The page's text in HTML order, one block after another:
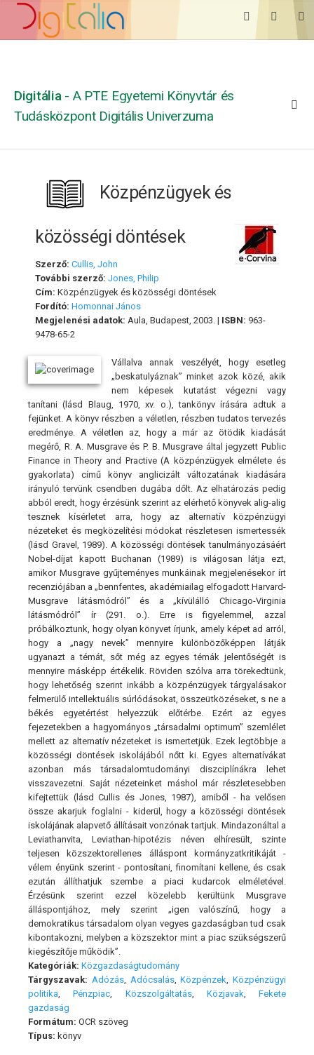
Digitália - A PTE Egyetemi Könyvtár és
Tudásközpont Digitális Univerzuma
Közpénzügyek és
közösségi döntések
Szerző: Cullis, John
További szerző: Jones, Philip
Cím: Közpénzügyek és közösségi döntések
Fordító: Homonnai János
Megjelenési adatok: Aula, Budapest, 2003. | ISBN: 963-
9478-65-2
Vállalva annak veszélyét, hogy esetleg
„beskatulyáznak” minket azok közé, akik
nem képesek kutatást végezni vagy
tanítani (lásd Blaug, 1970, xv. o.), tankönyv írására adtuk a
fejünket. A könyv részben a véletlen, részben tudatos tervezés
eredménye. A véletlen az, hogy a már az ötödik kiadását
megérő, R. A. Musgrave és P. B. Musgrave által jegyzett Public
Finance in Theory and Practive (A közpénzügyek elmélete és
gyakorlata) című könyv anglicizált változatának kiadására
irányuló tervünk csendben dugába dőlt. Az elhatározás pedig
abból eredt, hogy érzésünk szerint az elérhető könyvek alig-alig
tesznek kísérletet arra, hogy az alternatív közpénzügyi
nézeteket és megközelítési módokat részletesen ismertessék
(lásd Gravel, 1989). A közösségi döntések tanulmányozásáért
Nobel-díjat kapott Buchanan (1989) is világosan látja ezt,
amikor Musgrave gyűjteményes munkáinak megjelenésekor írt
recenziójában a „bennfentes, akadémiailag elfogadott Harvard-
Musgrave látásmódról” és a „kívülálló Chicago-Virginia
látásmódról” ír (291. o.). Erre is figyelemmel, azzal
próbálkoztunk, hogy olyan könyvet írjunk, amely képet ad arról,
hogy a „nagy nevek” mennyire különbözőképpen látják
ugyanazt a témát, sőt még az egyes témák jelentőségét is
mennyire másképp értékelik. Röviden szólva arra törekedtünk,
hogy lehetőség szerint inkább a közpénzügyek tárgyalásakor
felmerülő intellektuális súrlódásokat, összeütközéseket, s ne a
békés egyetértést helyezzük előtérbe. Ezért az egyes
fejezetekben a hagyományos „társadalmi optimum” szemlélet
mellett az alternatív nézeteket is ismertetjük. Ezek legtöbbje a
közösségi döntések iskolájából nőtt ki. Egyes alternatívákat
azonban más társadalomtudományi diszciplínákra lehet
visszavezetni. Saját nézeteinket máshol már részletesebben
kifejtettük (lásd Cullis és Jones, 1987), amiből - ha velősen
össze akarjuk foglalni - kiderül, hogy a közösségi döntések
iskolájának alapvető állításait vonzónak tartjuk. Mindazonáltal a
Leviathanvita, Leviathan-hipotézis néven elhíresült, szinte
teljesen közszektorellenes álláspont kormányzatkritikáját -
vélem ényünk szerint - pontosítani, finomítani kellene, és csak
ezután állíthatjuk szembe a piaci kudarcok elméletével.
Érzésünk szerint ezzel közelebb kerültünk Musgrave
álláspontjához, mely szerint „igen valószínű, hogy a
demokratikus társadalom olyan vegyes gazdaságban tud csak
kibontakozni, melyben a közszektor mint a piac szükségszerű
kiegészítője működik”.
Kategóriák: Közgazdaságtudomány
Tárgyszavak: Adózás, Adócsalás,Közpénzek
Közpénzügyi
politika ,Pénzpiac Közszolgáltatás, Közjavak
Fekete
gazdaság
Formátum: OCR szöveg
Típus: könyv